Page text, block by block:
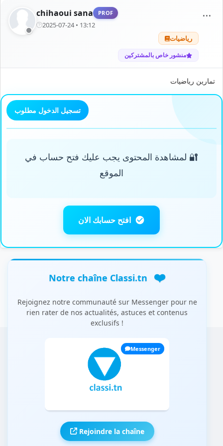
chihaoui sana PROF
2025-07-24 • 13:12
رياضيات
منشور خاص بالمشتركين
⋯
تمارين رياضيات
تسجيل الدخول مطلوب
🔐 لمشاهدة المحتوى يجب عليك فتح حساب في
الموقع
افتح حسابك الان
Notre chaîne Classi.tn ❤️
Rejoignez notre communauté sur Messenger pour ne
rien rater de nos actualités, astuces et contenus
exclusifs !
Messenger
Rejoindre la chaîne